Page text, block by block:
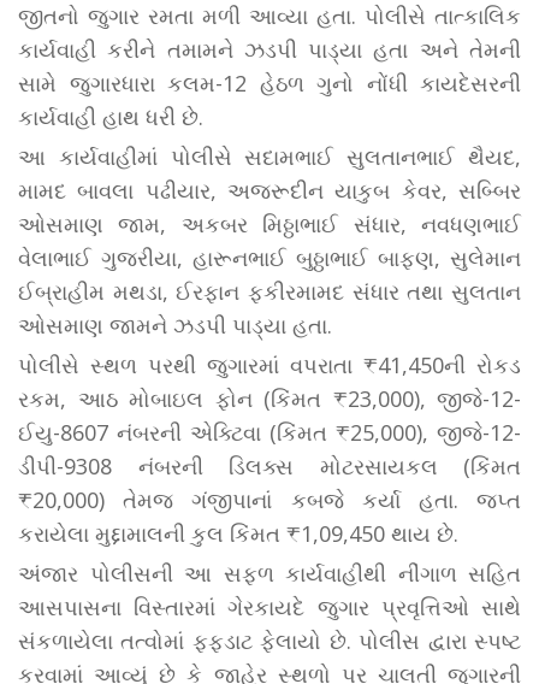
જીતનો જુગાર રમતા મળી આવ્યા હતા. પોલીસે તાત્કાલિક
કાર્યવાહી કરીને તમામને ઝડપી પાડ્યા હતા અને તેમની
સામે જુગારધારા કલમ-12 હેઠળ ગુનો નોંધી કાયદેસરની
કાર્યવાહી હાથ ધરી છે.
આ કાર્યવાહીમાં પોલીસે સદામભાઈ સુલતાનભાઈ થૈયદ,
મામદ બાવલા પઢીયાર, અજરૂદીન યાકુબ કેવર, સબ્બિર
ઓસમાણ જામ, અકબર મિઠ્ઠાભાઈ સંધાર, નવધણભાઈ
વેલાભાઈ ગુજરીયા, હારૂનભાઈ બુઠ્ઠાભાઈ બાફણ, સુલેમાન
ઈબ્રાહીમ મથડા, ઈરફાન ફકીરમામદ સંધાર તથા સુલતાન
ઓસમાણ જામને ઝડપી પાડ્યા હતા.
પોલીસે સ્થળ પરથી જુગારમાં વપરાતા ₹41,450ની રોકડ
રકમ, આઠ મોબાઇલ ફોન (કિંમત ₹23,000), જીજે-12-
ઈયુ-8607 નંબરની એક્ટિવા (કિંમત ₹25,000), જીજે-12-
ડીપી-9308 નંબરની ડિલક્સ મોટરસાયકલ (કિંમત
₹20,000) તેમજ ગંજીપાનાં કબજે કર્યા હતા. જપ્ત
કરાયેલા મુદ્દામાલની કુલ કિંમત ₹1,09,450 થાય છે.
અંજાર પોલીસની આ સફળ કાર્યવાહીથી નીંગાળ સહિત
આસપાસના વિસ્તારમાં ગેરકાયદે જુગાર પ્રવૃત્તિઓ સાથે
સંકળાયેલા તત્વોમાં ફફડાટ ફેલાયો છે. પોલીસ દ્વારા સ્પષ્ટ
કરવામાં આવ્યું છે કે જાહેર સ્થળો પર ચાલતી જુગારની